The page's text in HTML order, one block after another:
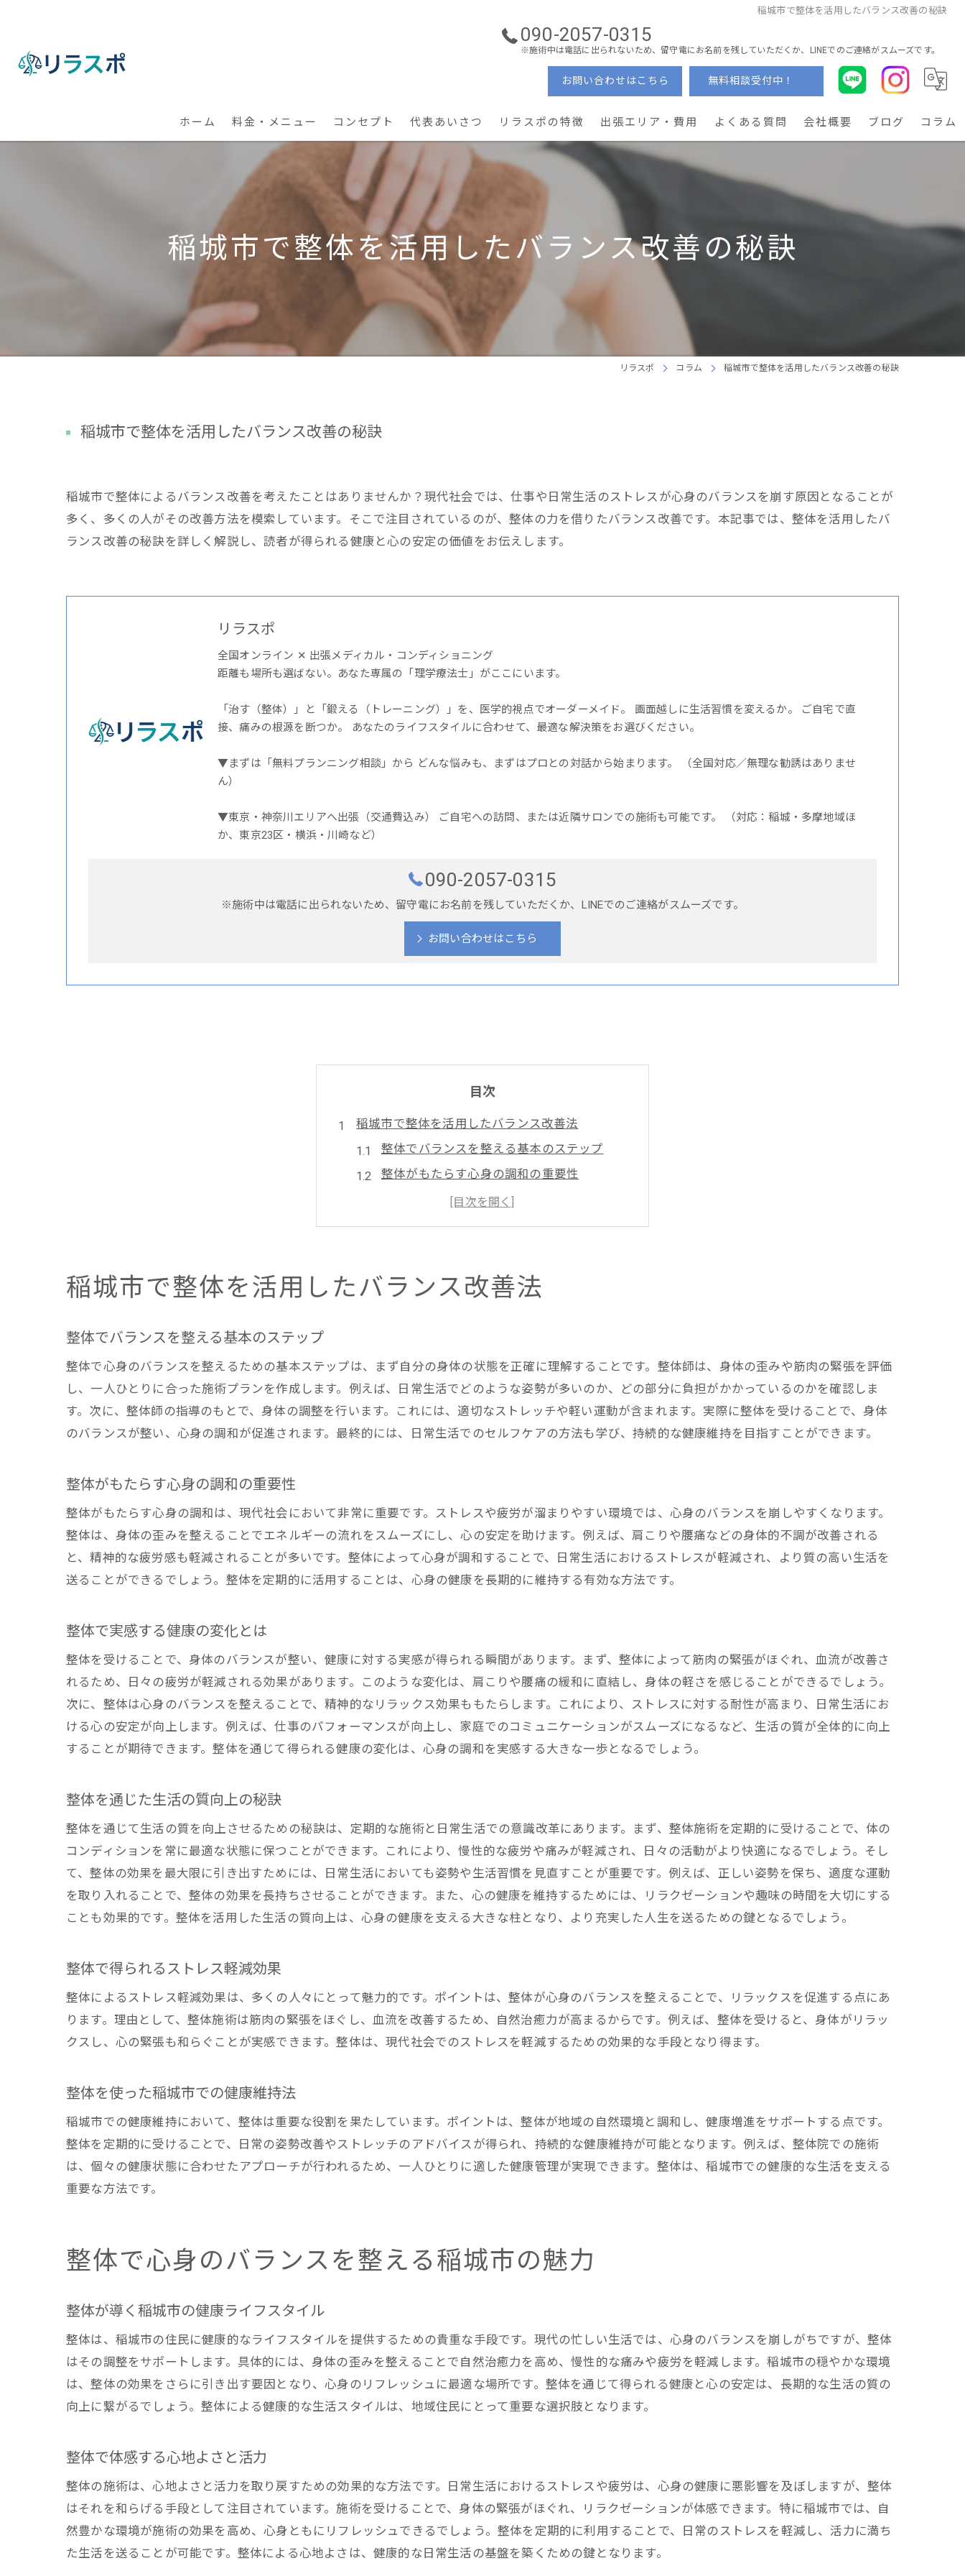
稲城市で整体を活用したバランス改善の秘訣
090-2057-0315
※施術中は電話に出られないため、留守電にお名前を残していただくか、LINEでのご連絡がスムーズです。
お問い合わせはこちら 無料相談受付中！
ホーム 料金・メニュー
【出張】整体・パーソナルケア
【全国】オンライン・コンディショニング
コンセプト 代表あいさつ リラスポの特徴
理学療法士
産後ケア × 美容姿勢
地域密着
出張エリア・費用 よくある質問 会社概要 ブログ コラム
稲城市で整体を活用したバランス改善の秘訣
リラスポ コラム 稲城市で整体を活用したバランス改善の秘訣
稲城市で整体を活用したバランス改善の秘訣
稲城市で整体によるバランス改善を考えたことはありませんか？現代社会では、仕事や日常生活のストレスが心身のバランスを崩す原因となることが
多く、多くの人がその改善方法を模索しています。そこで注目されているのが、整体の力を借りたバランス改善です。本記事では、整体を活用したバ
ランス改善の秘訣を詳しく解説し、読者が得られる健康と心の安定の価値をお伝えします。
リラスポ
全国オンライン ✕ 出張メディカル・コンディショニング
距離も場所も選ばない。あなた専属の「理学療法士」がここにいます。
「治す（整体）」と「鍛える（トレーニング）」を、医学的視点でオーダーメイド。 画面越しに生活習慣を変えるか。 ご自宅で直
接、痛みの根源を断つか。 あなたのライフスタイルに合わせて、最適な解決策をお選びください。
▼まずは「無料プランニング相談」から どんな悩みも、まずはプロとの対話から始まります。 （全国対応／無理な勧誘はありませ
ん）
▼東京・神奈川エリアへ出張（交通費込み） ご自宅への訪問、または近隣サロンでの施術も可能です。 （対応：稲城・多摩地域ほ
か、東京23区・横浜・川崎など）
090-2057-0315
※施術中は電話に出られないため、留守電にお名前を残していただくか、LINEでのご連絡がスムーズです。
お問い合わせはこちら
目次
稲城市で整体を活用したバランス改善法
整体でバランスを整える基本のステップ
整体がもたらす心身の調和の重要性
整体で実感する健康の変化とは
整体を通じた生活の質向上の秘訣
整体を使った稲城市での健康維持法
整体で心身のバランスを整える稲城市の魅力
整体を用いた心身のリフレッシュ法
整体によるストレス回避の重要性
整体の知識で生活を豊かに
整体で得られる新しい健康観
整体を学ぶことで得られる利点
稲城市の整体で健康的なバランスを実現
整体で手に入れる健康的なライフスタイル
整体で健康を支える稲城市の魅力
整体で実現する新たな健康基準
整体による心身の健康改善の効果
整体を通じて稲城市で心地よいバランスを
整体がもたらす心地よい変化
整体を通して心身の調和を再確認
整体で感じる快適な生活の実現
整体の力でバランスを整える方法
整体でバランスを保つための重要ポイント
整体を用いたバランス改善のステップ
整体による稲城市での健康改善効果
整体で実現する稲城市の日常健康
整体で稲城市の健康バランスを再発見
整体が提供する健康バランスの再発見
整体で稲城市の健康の新たな視点を得る
整体で見つける新しい健康の形
整体を通じて健康バランスを向上させる
稲城市で整体を活用したバランス改善法
整体でバランスを整える基本のステップ
整体で心身のバランスを整えるための基本ステップは、まず自分の身体の状態を正確に理解することです。整体師は、身体の歪みや筋肉の緊張を評価
し、一人ひとりに合った施術プランを作成します。例えば、日常生活でどのような姿勢が多いのか、どの部分に負担がかかっているのかを確認しま
す。次に、整体師の指導のもとで、身体の調整を行います。これには、適切なストレッチや軽い運動が含まれます。実際に整体を受けることで、身体
のバランスが整い、心身の調和が促進されます。最終的には、日常生活でのセルフケアの方法も学び、持続的な健康維持を目指すことができます。
整体がもたらす心身の調和の重要性
整体がもたらす心身の調和は、現代社会において非常に重要です。ストレスや疲労が溜まりやすい環境では、心身のバランスを崩しやすくなります。
整体は、身体の歪みを整えることでエネルギーの流れをスムーズにし、心の安定を助けます。例えば、肩こりや腰痛などの身体的不調が改善される
と、精神的な疲労感も軽減されることが多いです。整体によって心身が調和することで、日常生活におけるストレスが軽減され、より質の高い生活を
送ることができるでしょう。整体を定期的に活用することは、心身の健康を長期的に維持する有効な方法です。
整体で実感する健康の変化とは
整体を受けることで、身体のバランスが整い、健康に対する実感が得られる瞬間があります。まず、整体によって筋肉の緊張がほぐれ、血流が改善さ
れるため、日々の疲労が軽減される効果があります。このような変化は、肩こりや腰痛の緩和に直結し、身体の軽さを感じることができるでしょう。
次に、整体は心身のバランスを整えることで、精神的なリラックス効果ももたらします。これにより、ストレスに対する耐性が高まり、日常生活にお
ける心の安定が向上します。例えば、仕事のパフォーマンスが向上し、家庭でのコミュニケーションがスムーズになるなど、生活の質が全体的に向上
することが期待できます。整体を通じて得られる健康の変化は、心身の調和を実感する大きな一歩となるでしょう。
整体を通じた生活の質向上の秘訣
整体を通じて生活の質を向上させるための秘訣は、定期的な施術と日常生活での意識改革にあります。まず、整体施術を定期的に受けることで、体の
コンディションを常に最適な状態に保つことができます。これにより、慢性的な疲労や痛みが軽減され、日々の活動がより快適になるでしょう。そし
て、整体の効果を最大限に引き出すためには、日常生活においても姿勢や生活習慣を見直すことが重要です。例えば、正しい姿勢を保ち、適度な運動
を取り入れることで、整体の効果を長持ちさせることができます。また、心の健康を維持するためには、リラクゼーションや趣味の時間を大切にする
ことも効果的です。整体を活用した生活の質向上は、心身の健康を支える大きな柱となり、より充実した人生を送るための鍵となるでしょう。
整体で得られるストレス軽減効果
整体によるストレス軽減効果は、多くの人々にとって魅力的です。ポイントは、整体が心身のバランスを整えることで、リラックスを促進する点にあ
ります。理由として、整体施術は筋肉の緊張をほぐし、血流を改善するため、自然治癒力が高まるからです。例えば、整体を受けると、身体がリラッ
クスし、心の緊張も和らぐことが実感できます。整体は、現代社会でのストレスを軽減するための効果的な手段となり得ます。
整体を使った稲城市での健康維持法
稲城市での健康維持において、整体は重要な役割を果たしています。ポイントは、整体が地域の自然環境と調和し、健康増進をサポートする点です。
整体を定期的に受けることで、日常の姿勢改善やストレッチのアドバイスが得られ、持続的な健康維持が可能となります。例えば、整体院での施術
は、個々の健康状態に合わせたアプローチが行われるため、一人ひとりに適した健康管理が実現できます。整体は、稲城市での健康的な生活を支える
重要な方法です。
整体で心身のバランスを整える稲城市の魅力
整体が導く稲城市の健康ライフスタイル
整体は、稲城市の住民に健康的なライフスタイルを提供するための貴重な手段です。現代の忙しい生活では、心身のバランスを崩しがちですが、整体
はその調整をサポートします。具体的には、身体の歪みを整えることで自然治癒力を高め、慢性的な痛みや疲労を軽減します。稲城市の穏やかな環境
は、整体の効果をさらに引き出す要因となり、心身のリフレッシュに最適な場所です。整体を通じて得られる健康と心の安定は、長期的な生活の質の
向上に繋がるでしょう。整体による健康的な生活スタイルは、地域住民にとって重要な選択肢となります。
整体で体感する心地よさと活力
整体の施術は、心地よさと活力を取り戻すための効果的な方法です。日常生活におけるストレスや疲労は、心身の健康に悪影響を及ぼしますが、整体
はそれを和らげる手段として注目されています。施術を受けることで、身体の緊張がほぐれ、リラクゼーションが体感できます。特に稲城市では、自
然豊かな環境が施術の効果を高め、心身ともにリフレッシュできるでしょう。整体を定期的に利用することで、日常のストレスを軽減し、活力に満ち
た生活を送ることが可能です。整体による心地よさは、健康的な日常生活の基盤を築くための鍵となります。